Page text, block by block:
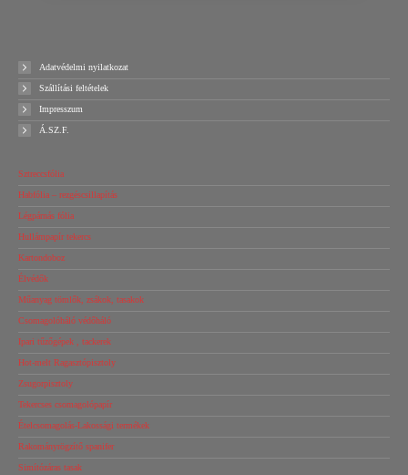
Adatvédelmi nyilatkozat
Szállítási feltételek
Impresszum
Á.SZ.F.
Sztreccsfólia
Habfólia – rezgéscsillapítás
Légpárnás fólia
Hullámpapír tekercs
Kartondoboz
Élvédők
Műanyag tömlők, zsákok, tasakok
Csomagolóháló védőháló
Ipari tűzőgépek , tackerek
Hot-melt Ragasztópisztoly
Zsugorpisztoly
Tekercses csomagolópapír
Ételcsomagolás-Lakossági termékek
Rakományrögzítő spanifer
Simítózáras tasak